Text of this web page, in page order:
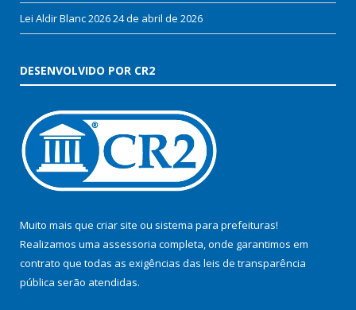
Lei Aldir Blanc 202624 de abril de 2026
DESENVOLVIDO POR CR2
Muito mais que criar site ou sistema para prefeituras!
Realizamos uma assessoria completa, onde garantimos em
contrato que todas as exigências das leis de transparência
pública serão atendidas.